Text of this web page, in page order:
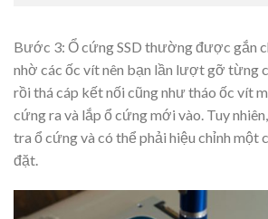
Bước 3: Ổ cứng SSD thường được gắn
nhờ các ốc vít nên bạn lần lượt gỡ từng
rồi thá cáp kết nối cũng như tháo ốc vít
cứng ra và lắp ổ cứng mới vào. Tuy
tra ổ cứng và có thể phải hiệu chỉnh
đặt.